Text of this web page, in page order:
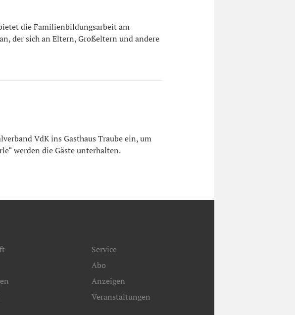
die Familienbildungsarbeit am
der sich an Eltern, Großeltern und andere
VdK ins Gasthaus Traube ein, um
werden die Gäste unterhalten.
Service
Abo
Anzeigen
Veranstaltungen